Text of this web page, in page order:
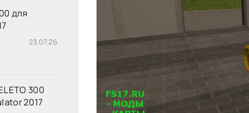
для
23.07.26
300
2017